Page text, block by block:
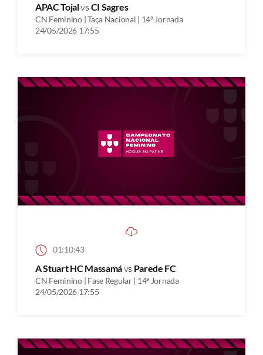
APAC Tojalvs CI Sagres
CN Feminino | Taça Nacional | 14ª Jornada
24/05/2026 17:55
01:10:43
A Stuart HC Massamávs Parede FC
CN Feminino | Fase Regular | 14ª Jornada
24/05/2026 17:55